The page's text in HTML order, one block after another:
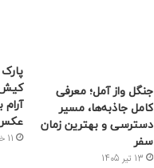
جنگل واز آمل؛ معرفی
کامل جاذبه‌ها، مسیر
دسترسی و بهترین زمان
سفر
13 تیر 1405
کیش
11 خرداد 1405